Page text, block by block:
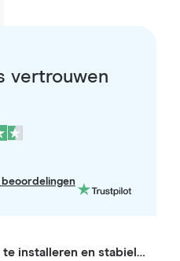
vertrouwen
beoordelingen
installeren en stabiel…